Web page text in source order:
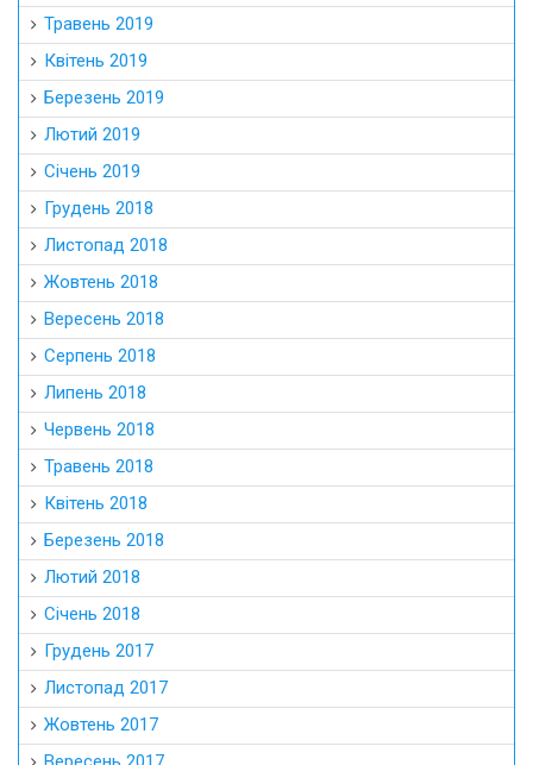
Травень 2019
Квітень 2019
Березень 2019
Лютий 2019
Січень 2019
Грудень 2018
Листопад 2018
Жовтень 2018
Вересень 2018
Серпень 2018
Липень 2018
Червень 2018
Травень 2018
Квітень 2018
Березень 2018
Лютий 2018
Січень 2018
Грудень 2017
Листопад 2017
Жовтень 2017